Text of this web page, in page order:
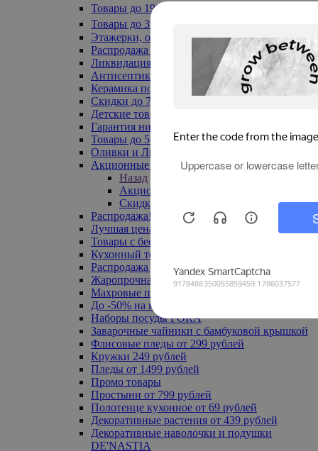
Товары до 199₽
Товары до 399₽
Этажерки, обувницы
Распродажа текстиля до -50%
Ликвидация до -70%
Антисептики
Керамика по 129 руб
Скидки до 70%
Детские товары
Гарантия низкой цены
Товары до 500 руб
Оливки и Лимоны
Акционные товары
Назад
Акционные товары
Скидка 20% по промокоду
Распродажа! Ульяновск до -70%
Лучшая цена
Товары с бесплатной доставкой
Кухонный текстиль
Распродажа до -50%
Жаропрочная посуда
Махровые полотенца
До -50% на ковры
Наборы посуды FORA
Заварочные чайники с бамбуковой крышкой
Флисовые пледы от 299 рублей
Кружки 249 рублей
Пледы от 1499 рублей
Промо товары
Простыни от 799 рублей
Полотенце кухонное от 69 рублей
Декоративные растения от 439 рублей
Декоративные наволочки и подушки
DE'NASTIA